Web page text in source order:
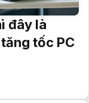
đây là
tốc PC